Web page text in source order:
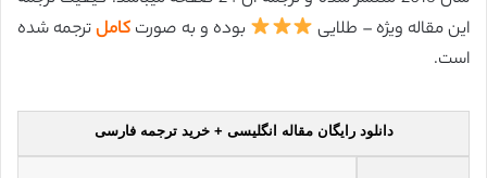
این مقاله ویژه – طلایی
بوده و به صورت کاملترجمه شده
است.
دانلود رایگان مقاله انگلیسی + خرید ترجمه فارسی